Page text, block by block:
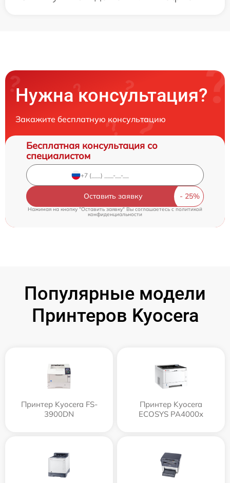
Нужна консультация?
Закажите бесплатную консультацию
Бесплатная консультация со
специалистом
Оставить заявку
Нажимая на кнопку "Оставить заявку" Вы соглашаетесь c политикой
конфиденциальности
Популярные модели
Принтеров Kyocera
Принтер Kyocera FS-
3900DN
Принтер Kyocera
ECOSYS PA4000x